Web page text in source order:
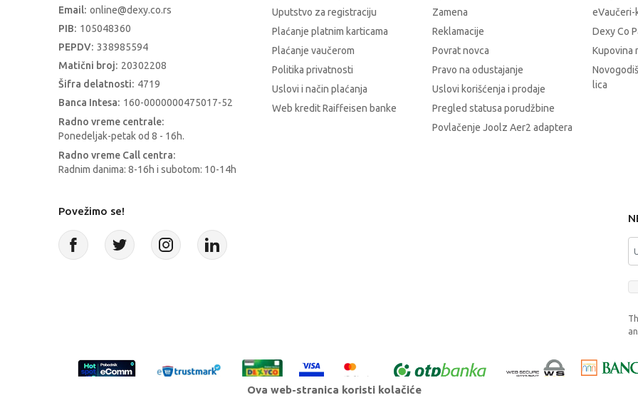
Email: online@dexy.co.rs
PIB: 105048360
PEPDV: 338985594
Matični broj: 20302208
Šifra delatnosti: 4719
Banca Intesa: 160-0000000475017-52
Radno vreme centrale:
Ponedeljak-petak od 8 - 16h.
Radno vreme Call centra:
Radnim danima: 8-16h i subotom: 10-14h
Uputstvo za registraciju
Plaćanje platnim karticama
Plaćanje vaučerom
Politika privatnosti
Uslovi i način plaćanja
Web kredit Raiffeisen banke
Zamena
Reklamacije
Povrat novca
Pravo na odustajanje
Uslovi korišćenja i prodaje
Pregled statusa porudžbine
Povlačenje Joolz Aer2 adaptera
Dexy Co
Kupovina
lica
Povežimo se!
Ova web-stranica koristi kolačiće